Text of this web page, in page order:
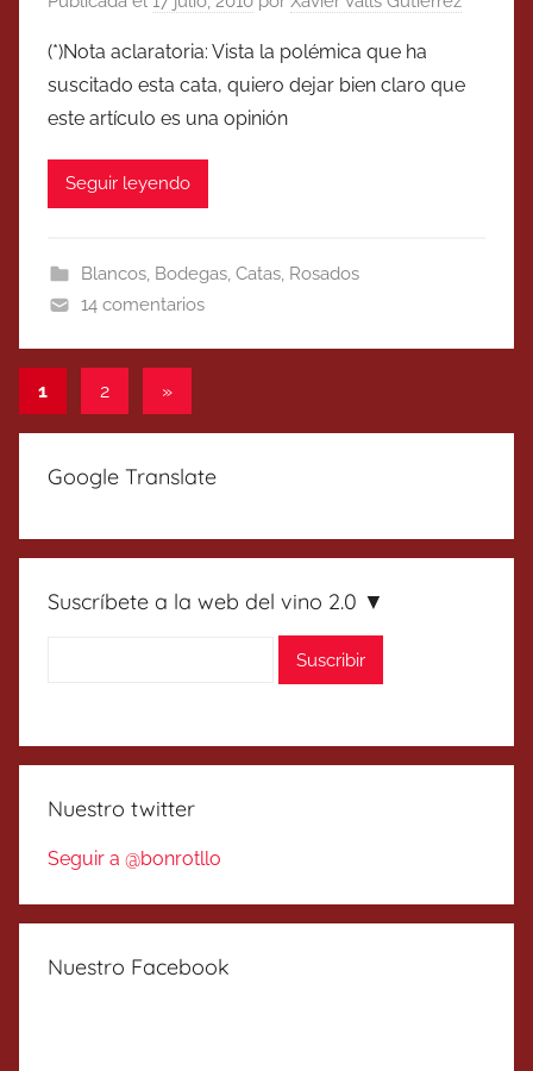
(*)Nota aclaratoria: Vista la polémica que ha
suscitado esta cata, quiero dejar bien claro que
este artículo es una opinión
Seguir leyendo
Blancos, Bodegas, Catas, Rosados
14 comentarios
Paginación
de
entradas
1 2
Entradas
»
Google Translate
Suscríbete a la web del vino 2.0 ▼
Nuestro twitter
Seguir a @bonrotllo
Nuestro Facebook